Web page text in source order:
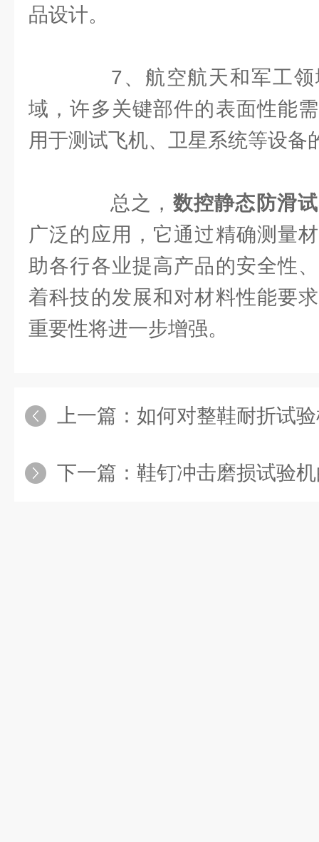
品设计。
7、航空航天和军工领
域，许多关键部件的表面性能
用于测试飞机、卫星系统等设备
总之， 数控静态防滑
广泛的应用，它通过精确测量
助各行各业提高产品的安全性
着科技的发展和对材料性能要
重要性将进一步增强。
上一篇： 如何对整鞋耐折试验机
下一篇： 鞋钉冲击磨损试验机的